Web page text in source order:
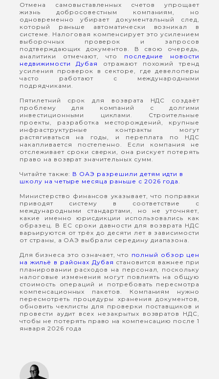
Отмена самовыставленных счетов упрощает
жизнь добросовестным компаниям, но
одновременно убирает документальный след,
который раньше автоматически возникал в
системе. Налоговая компенсирует это усилением
выборочных проверок и запросов
подтверждающих документов. В свою очередь,
аналитики отмечают, что последние новости
недвижимости Дубая
отражают похожий тренд
усиления проверок в секторе, где девелоперы
часто работают с международными
подрядчиками.
Пятилетний срок для возврата НДС создаёт
проблему для компаний с долгими
инвестиционными циклами. Строительные
проекты, разработка месторождений, крупные
инфраструктурные контракты могут
растягиваться на годы, и переплата по НДС
накапливается постепенно. Если компания не
отслеживает сроки сверки, она рискует потерять
право на возврат значительных сумм.
Читайте также: В ОАЭ разрешили детям идти в
школу на четыре месяца раньше с 2026 года
Министерство финансов указывает, что поправки
приводят систему в соответствие с
международными стандартами, но не уточняет,
какие именно юрисдикции использовались как
образец. В ЕС сроки давности для возврата НДС
варьируются от трёх до десяти лет в зависимости
от страны, а ОАЭ выбрали середину диапазона.
Для бизнеса это означает, что полный обзор цен
на жильё в районах Дубая становится важнее при
планировании расходов на персонал, поскольку
налоговые изменения могут повлиять на общую
стоимость операций и потребовать пересмотра
компенсационных пакетов. Компаниям нужно
пересмотреть процедуры хранения документов,
обновить чеклисты для проверки поставщиков и
провести аудит всех незакрытых возвратов НДС,
чтобы не потерять право на компенсацию после 1
января 2026 года